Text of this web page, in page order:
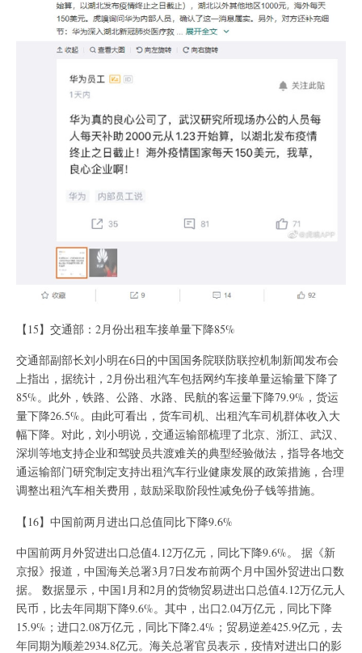
【15】交通部：2月份出租车接单量下降85%
交通部副部长刘小明在6日的中国国务院联防联控机制新闻发布会
上指出，据统计，2月份出租汽车包括网约车接单量运输量下降了
85%。此外，铁路、公路、水路、民航的客运量下降79.9%，货运
量下降26.5%。由此可看出，货车司机、出租汽车司机群体收入大
幅下降。对此，刘小明说，交通运输部梳理了北京、浙江、武汉、
深圳等地支持企业和驾驶员共渡难关的典型经验做法，指导各地交
通运输部门研究制定支持出租汽车行业健康发展的政策措施，合理
调整出租汽车相关费用，鼓励采取阶段性减免份子钱等措施。
【16】中国前两月进出口总值同比下降9.6%
中国前两月外贸进出口总值4.12万亿元，同比下降9.6%。 据《新
京报》报道，中国海关总署3月7日发布前两个月中国外贸进出口数
据。 数据显示，中国1月和2月的货物贸易进出口总值4.12万亿元人
民币，比去年同期下降9.6%。其中，出口2.04万亿元，同比下降
15.9%；进口2.08万亿元，同比下降2.4%；贸易逆差425.9亿元，去
年同期为顺差2934.8亿元。海关总署官员表示，疫情对进出口的影